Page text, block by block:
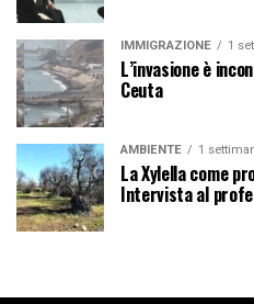
IMMIGRAZIONE 1
L’invasione è
Ceuta
AMBIENTE 1
La Xylella come
Intervista al